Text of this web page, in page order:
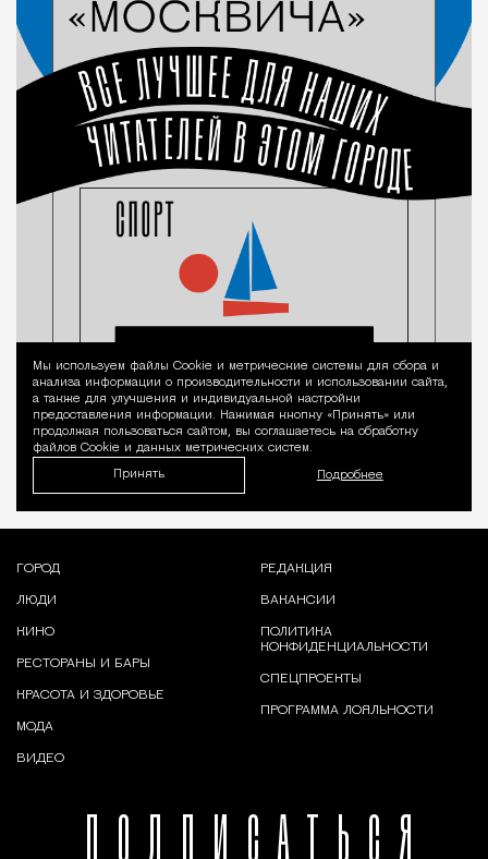
Уведомление
Мы используем файлы Сookie и метрические системы для сбора и
анализа информации о производительности и использовании сайта,
а также для улучшения и индивидуальной настройки
предоставления информации. Нажимая кнопку «Принять» или
продолжая пользоваться сайтом, вы соглашаетесь на обработку
файлов Cookie и данных метрических систем.
Принять Подробнее
ПОДПИСАТЬСЯ
ГОРОД
ЛЮДИ
КИНО
РЕСТОРАНЫ И БАРЫ
КРАСОТА И ЗДОРОВЬЕ
МОДА
ВИДЕО
РЕДАКЦИЯ
ВАКАНСИИ
ПОЛИТИКА
КОНФИДЕНЦИАЛЬНОСТИ
СПЕЦПРОЕКТЫ
ПРОГРАММА ЛОЯЛЬНОСТИ